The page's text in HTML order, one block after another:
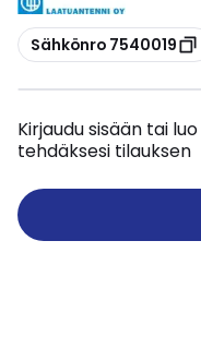
Kopioi
Sähkönro 7540019
Kirjaudu sisään tai
tehdäksesi tilauksen